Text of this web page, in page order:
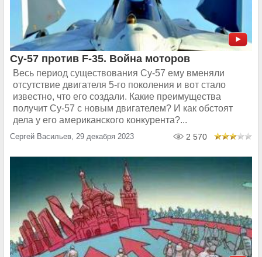
Су-57 против F-35. Война моторов
Весь период существования Су-57 ему вменяли
отсутствие двигателя 5-го поколения и вот стало
известно, что его создали. Какие преимущества
получит Су-57 с новым двигателем? И как обстоят
дела у его американского конкурента?...
Сергей Васильев, 29 декабря 2023 2 570